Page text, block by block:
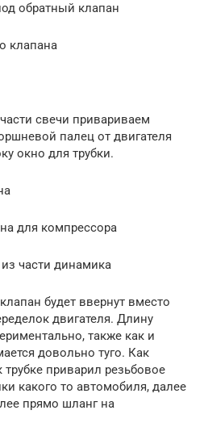
обратный клапан
клапана
свечи привариваем
палец от двигателя
окно для трубки.
для компрессора
части динамика
будет ввернут вместо
двигателя. Длину
также как и
довольно туго. Как
приварил резьбовое
какого то автомобиля, далее
прямо шланг на